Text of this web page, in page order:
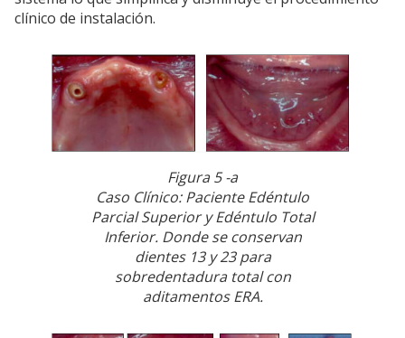
clínico de instalación.
Figura 5 -a
Caso Clínico: Paciente Edéntulo
Parcial Superior y Edéntulo Total
Inferior. Donde se conservan
dientes 13 y 23 para
sobredentadura total con
aditamentos ERA.